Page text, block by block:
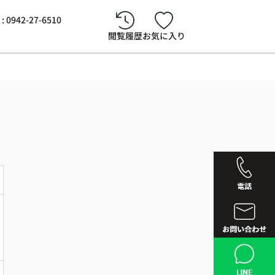
0942-27-6510
閲覧履歴お気に入り
西鉄久